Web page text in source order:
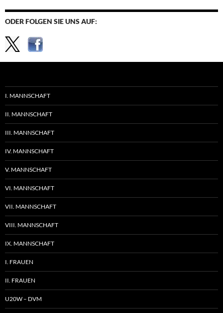
ODER FOLGEN SIE UNS AUF:
I. MANNSCHAFT
II. MANNSCHAFT
III. MANNSCHAFT
IV. MANNSCHAFT
V. MANNSCHAFT
VI. MANNSCHAFT
VII. MANNSCHAFT
VIII. MANNSCHAFT
IX. MANNSCHAFT
I. FRAUEN
II. FRAUEN
U20W – DVM